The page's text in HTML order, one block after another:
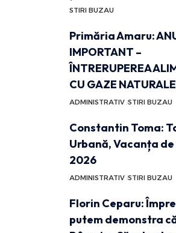
STIRI BUZAU
Primăria Amaru:
IMPORTANT –
ÎNTRERUPEREA
CU GAZE NATURALE
ADMINISTRATIV STIRI BUZAU
Constantin Toma:
Urbană, Vacanța
2026
ADMINISTRATIV STIRI BUZAU
Florin Ceparu:
putem demonstra